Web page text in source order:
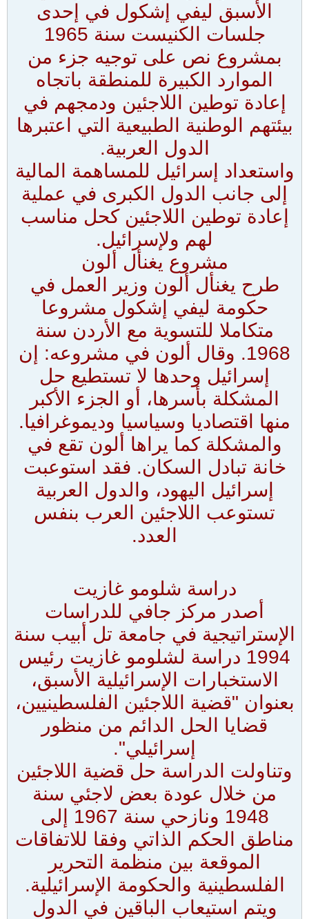
الأسبق ليفي إشكول في إحدى
جلسات الكنيست سنة 1965
بمشروع نص على توجيه جزء من
الموارد الكبيرة للمنطقة باتجاه
إعادة توطين اللاجئين ودمجهم في
بيئتهم الوطنية الطبيعية التي اعتبرها
الدول العربية.
واستعداد إسرائيل للمساهمة المالية
إلى جانب الدول الكبرى في عملية
إعادة توطين اللاجئين كحل مناسب
لهم ولإسرائيل.
مشروع يغنأل ألون
طرح يغنأل ألون وزير العمل في
حكومة ليفي إشكول مشروعا
متكاملا للتسوية مع الأردن سنة
1968. وقال ألون في مشروعه: إن
إسرائيل وحدها لا تستطيع حل
المشكلة بأسرها، أو الجزء الأكبر
منها اقتصاديا وسياسيا وديموغرافيا.
والمشكلة كما يراها ألون تقع في
خانة تبادل السكان. فقد استوعبت
إسرائيل اليهود، والدول العربية
تستوعب اللاجئين العرب بنفس
العدد.
دراسة شلومو غازيت
أصدر مركز جافي للدراسات
الإستراتيجية في جامعة تل أبيب سنة
1994 دراسة لشلومو غازيت رئيس
الاستخبارات الإسرائيلية الأسبق،
بعنوان "قضية اللاجئين الفلسطينيين،
قضايا الحل الدائم من منظور
إسرائيلي".
وتناولت الدراسة حل قضية اللاجئين
من خلال عودة بعض لاجئي سنة
1948 ونازحي سنة 1967 إلى
مناطق الحكم الذاتي وفقا للاتفاقات
الموقعة بين منظمة التحرير
الفلسطينية والحكومة الإسرائيلية.
ويتم استيعاب الباقين في الدول